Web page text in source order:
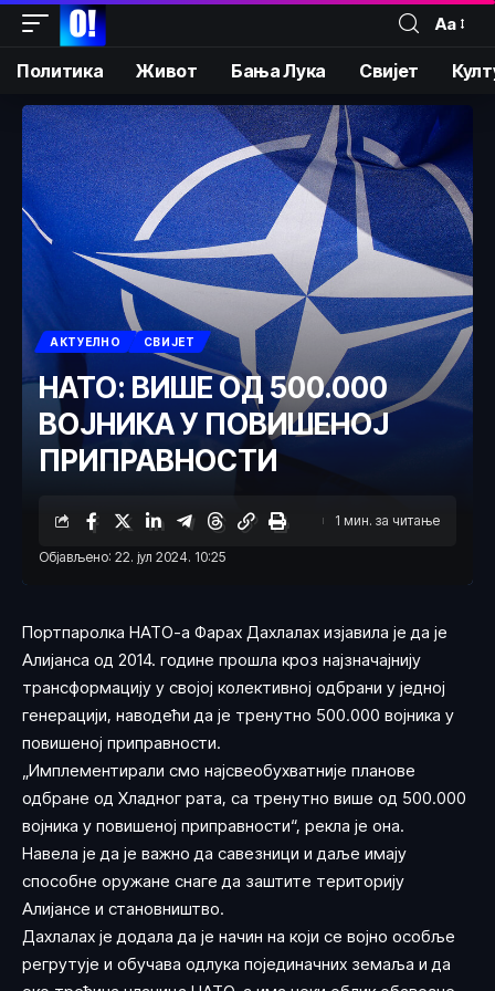
Аа
Политика Живот Бања Лука Свијет
АКТУЕЛНО СВИЈЕТ
НАТО: ВИШЕ ОД 500.000
ВОЈНИКА У ПОВИШЕНОЈ
ПРИПРАВНОСТИ
Објављено: 22. јул 2024. 10:25
1 мин. за читање
Портпаролка НАТО-а Фарах Дахлалах изјавила је да је
Алијанса од 2014. године прошла кроз најзначајнију
трансформацију у својој колективној одбрани у једној
генерацији, наводећи да је тренутно 500.000 војника у
повишеној приправности.
„Имплементирали смо најсвеобухватније планове
одбране од Хладног рата, са тренутно више од 500.000
војника у повишеној приправности“, рекла је она.
Навела је да је важно да савезници и даље имају
способне оружане снаге да заштите територију
Алијансе и становништво.
Дахлалах је додала да је начин на који се војно особље
регрутује и обучава одлука појединачних земаља и да